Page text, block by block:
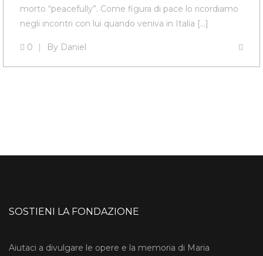
morto “peacefully”. Come figura di pace lo ricordiamo
negli incontri con lui quando veniva in Italia […]
0 By Daniel
SOSTIENI LA FONDAZIONE
Aiutaci a divulgare le opere e la memoria di Maria